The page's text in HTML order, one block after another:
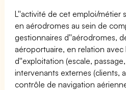
L''activité de cet emploi/métier
en aérodromes au sein de
gestionnaires d''aérodromes,
aéroportuaire, en relation avec
d''exploitation (escale,
intervenants externes (clients,
contrôle de navigation